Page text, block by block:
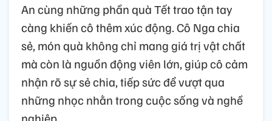
An cùng những phần quà Tết trao tận tay
càng khiến cô thêm xúc động. Cô Nga chia
sẻ, món quà không chỉ mang giá trị vật chất
mà còn là nguồn động viên lớn, giúp cô cảm
nhận rõ sự sẻ chia, tiếp sức để vượt qua
những nhọc nhằn trong cuộc sống và nghề